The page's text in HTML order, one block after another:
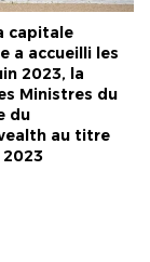
capitale
a accueilli les
2023, la
Ministres du
du
au titre
2023